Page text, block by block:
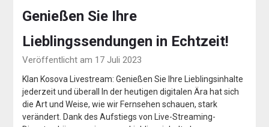
Genießen Sie Ihre
Lieblingssendungen in Echtzeit!
Veröffentlicht am 17 Juli 2023
Klan Kosova Livestream: Genießen Sie Ihre Lieblingsinhalte
jederzeit und überall In der heutigen digitalen Ära hat sich
die Art und Weise, wie wir Fernsehen schauen, stark
verändert. Dank des Aufstiegs von Live-Streaming-